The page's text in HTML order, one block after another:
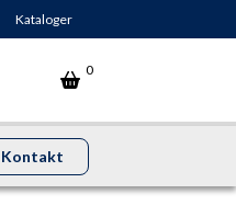
Kataloger
0
Kontakt